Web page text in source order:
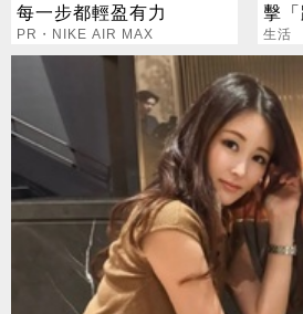
每一步都輕盈有力
PR・NIKE AIR MAX
擊
解
生活